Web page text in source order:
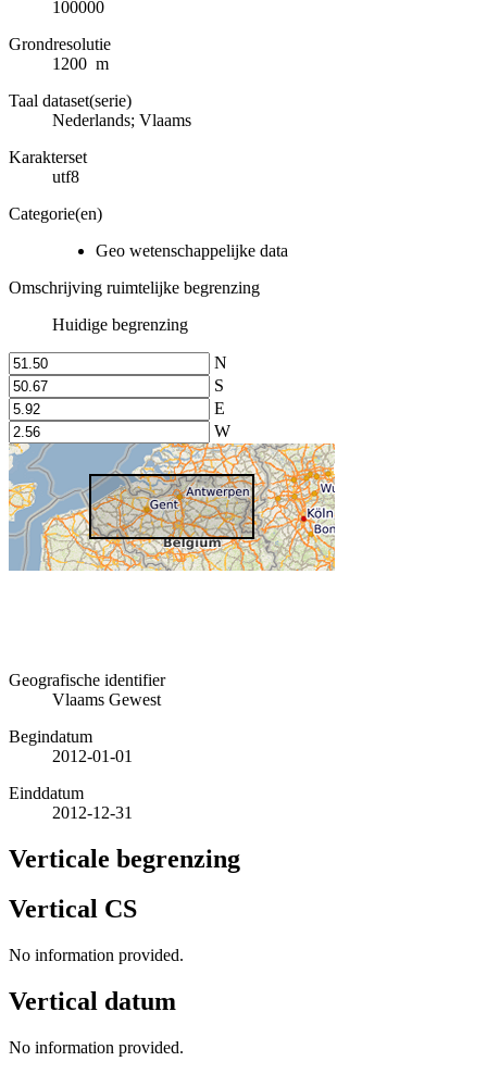
100000
Grondresolutie
1200 m
Taal dataset(serie)
Nederlands; Vlaams
Karakterset
utf8
Categorie(en)
Geo wetenschappelijke data
Omschrijving ruimtelijke begrenzing
Huidige begrenzing
N
S
E
W
Geografische identifier
Vlaams Gewest
Begindatum
2012-01-01
Einddatum
2012-12-31
Verticale begrenzing
Vertical CS
No information provided.
Vertical datum
No information provided.